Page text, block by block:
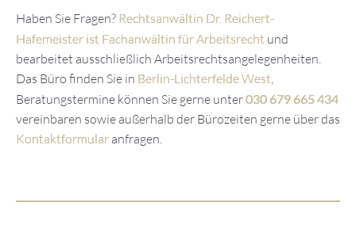
Haben Sie Fragen? Rechtsanwältin Dr. Reichert-
Hafemeister ist Fachanwältin für Arbeitsrecht und
bearbeitet ausschließlich Arbeitsrechtsangelegenheiten.
Das Büro finden Sie in Berlin-Lichterfelde West,
Beratungstermine können Sie gerne unter030 679 665 434
vereinbaren sowie außerhalb der Bürozeiten gerne über das
Kontaktformular anfragen.